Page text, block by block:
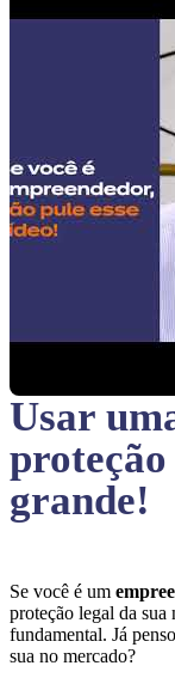
Usar
proteção
grande!
Se você é um
proteção legal da sua
fundamental. Já
sua no mercado?